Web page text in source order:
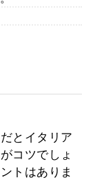
とイタリア
コツでしょ
トはありま